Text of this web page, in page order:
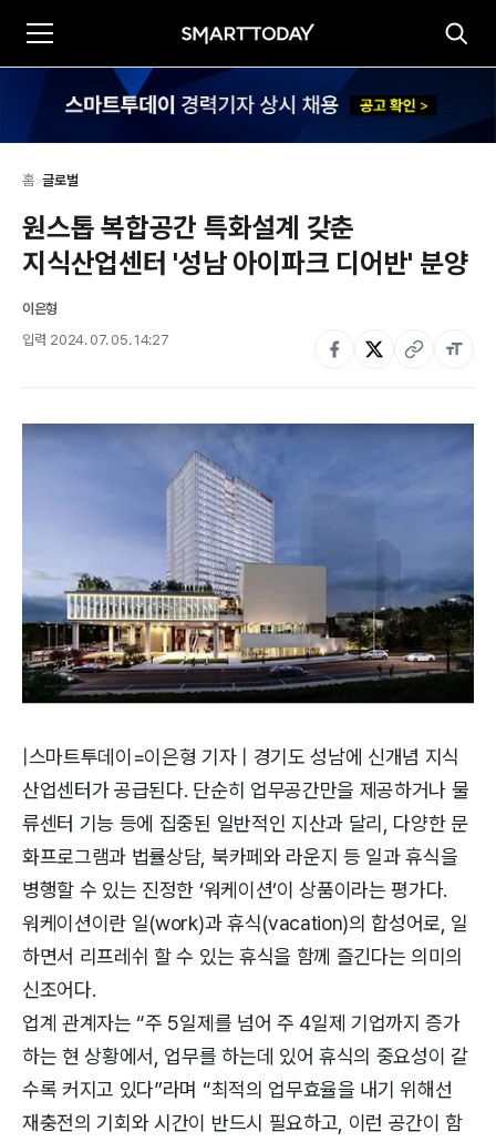
홈>글로벌
원스톱 복합공간 특화설계 갖춘
지식산업센터 '성남 아이파크 디어반' 분양
이은형
입력 2024. 07. 05. 14:27
|스마트투데이=이은형 기자 | 경기도 성남에 신개념 지식
산업센터가 공급된다. 단순히 업무공간만을 제공하거나 물
류센터 기능 등에 집중된 일반적인 지산과 달리, 다양한 문
화프로그램과 법률상담, 북카페와 라운지 등 일과 휴식을
병행할 수 있는 진정한 ‘워케이션’이 상품이라는 평가다.
워케이션이란 일(work)과 휴식(vacation)의 합성어로, 일
하면서 리프레쉬 할 수 있는 휴식을 함께 즐긴다는 의미의
신조어다.
업계 관계자는 “주 5일제를 넘어 주 4일제 기업까지 증가
하는 현 상황에서, 업무를 하는데 있어 휴식의 중요성이 갈
수록 커지고 있다”라며 “최적의 업무효율을 내기 위해선
재충전의 기회와 시간이 반드시 필요하고, 이런 공간이 함